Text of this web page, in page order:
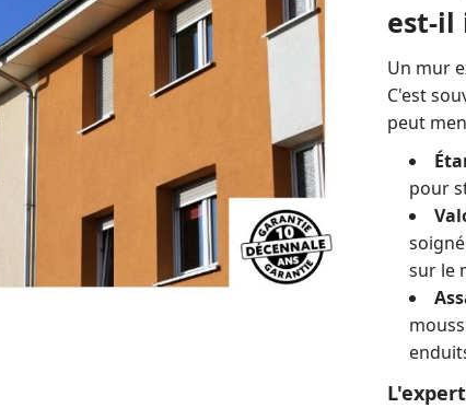
est-il
Un mur
C'est
peut
pour
sur le